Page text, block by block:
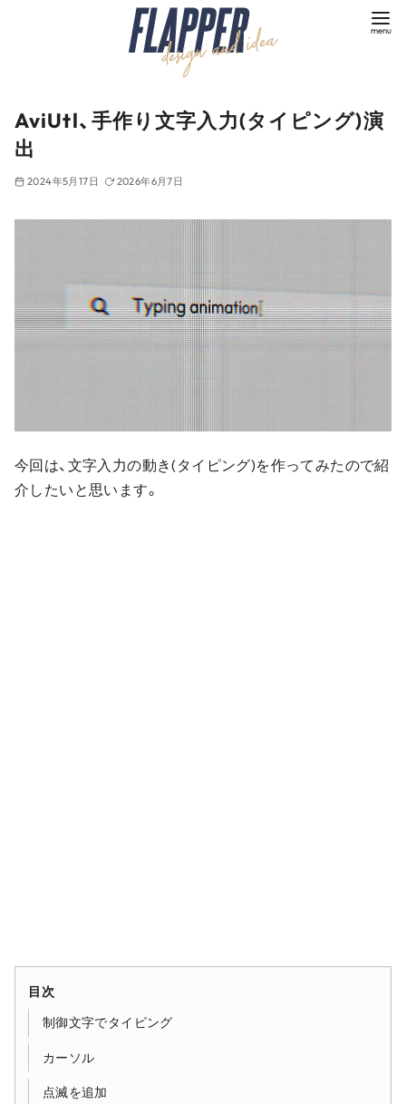
AviUtl、手作り文字入力(タイピング)演
出
2024年5月17日 2026年6月7日
今回は、文字入力の動き(タイピング)を作ってみたので紹
介したいと思います。
目次
制御文字でタイピング
カーソル
点滅を追加